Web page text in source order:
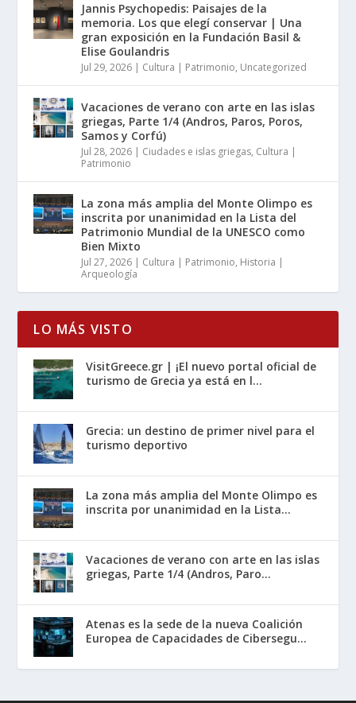
Jannis Psychopedis: Paisajes de la
memoria. Los que elegí conservar | Una
gran exposición en la Fundación Basil &
Elise Goulandris
Jul 29, 2026 | Cultura | Patrimonio, Uncategorized
Vacaciones de verano con arte en las islas
griegas, Parte 1/4 (Andros, Paros, Poros,
Samos y Corfú)
Jul 28, 2026 | Ciudades e islas griegas, Cultura |
Patrimonio
La zona más amplia del Monte Olimpo es
inscrita por unanimidad en la Lista del
Patrimonio Mundial de la UNESCO como
Bien Mixto
Jul 27, 2026 | Cultura | Patrimonio, Historia |
Arqueología
LO MÁS VISTO
VisitGreece.gr | ¡El nuevo portal oficial de
turismo de Grecia ya está en l...
Grecia: un destino de primer nivel para el
turismo deportivo
La zona más amplia del Monte Olimpo es
inscrita por unanimidad en la Lista...
Vacaciones de verano con arte en las islas
griegas, Parte 1/4 (Andros, Paro...
Atenas es la sede de la nueva Coalición
Europea de Capacidades de Cibersegu...